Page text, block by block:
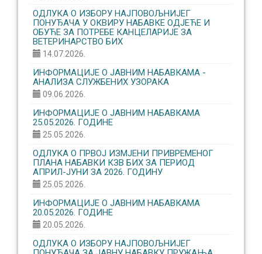
ОДЛУКА О ИЗБОРУ НАЈПОВОЉНИЈЕГ
ПОНУЂАЧА У ОКВИРУ НАБАВКЕ ОДЈЕЋЕ И
ОБУЋЕ ЗА ПОТРЕБЕ КАНЦЕЛАРИЈЕ ЗА
ВЕТЕРИНАРСТВО БИХ
14.07.2026.
ИНФОРМАЦИЈЕ О ЈАВНИМ НАБАВКАМА -
АНАЛИЗА СЛУЖБЕНИХ УЗОРАКА
09.06.2026.
ИНФОРМАЦИЈЕ О ЈАВНИМ НАБАВКАМА
25.05.2026. ГОДИНЕ
25.05.2026.
ОДЛУКА О ПРВОЈ ИЗМЈЕНИ ПРИВРЕМЕНОГ
ПЛАНА НАБАВКИ КЗВ БИХ ЗА ПЕРИОД
АПРИЛ-ЈУНИ ЗА 2026. ГОДИНУ
25.05.2026.
ИНФОРМАЦИЈЕ О ЈАВНИМ НАБАВКАМА
20.05.2026. ГОДИНЕ
20.05.2026.
ОДЛУКА О ИЗБОРУ НАЈПОВОЉНИЈЕГ